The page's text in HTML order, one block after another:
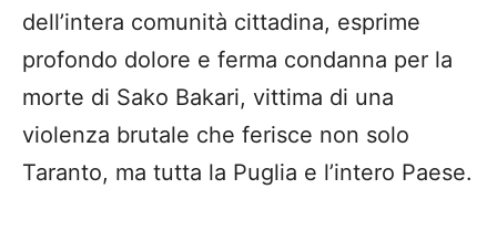
dell’intera comunità cittadina, esprime
profondo dolore e ferma condanna per la
morte di Sako Bakari, vittima di una
violenza brutale che ferisce non solo
Taranto, ma tutta la Puglia e l’intero Paese.